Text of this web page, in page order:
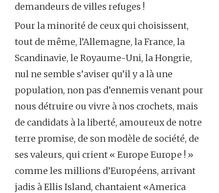
demandeurs de villes refuges !
Pour la minorité de ceux qui choisissent,
tout de même, l’Allemagne, la France, la
Scandinavie, le Royaume-Uni, la Hongrie,
nul ne semble s’aviser qu’il y a là une
population, non pas d’ennemis venant pour
nous détruire ou vivre à nos crochets, mais
de candidats à la liberté, amoureux de notre
terre promise, de son modèle de société, de
ses valeurs, qui crient « Europe Europe ! »
comme les millions d’Européens, arrivant
jadis à Ellis Island, chantaient «America